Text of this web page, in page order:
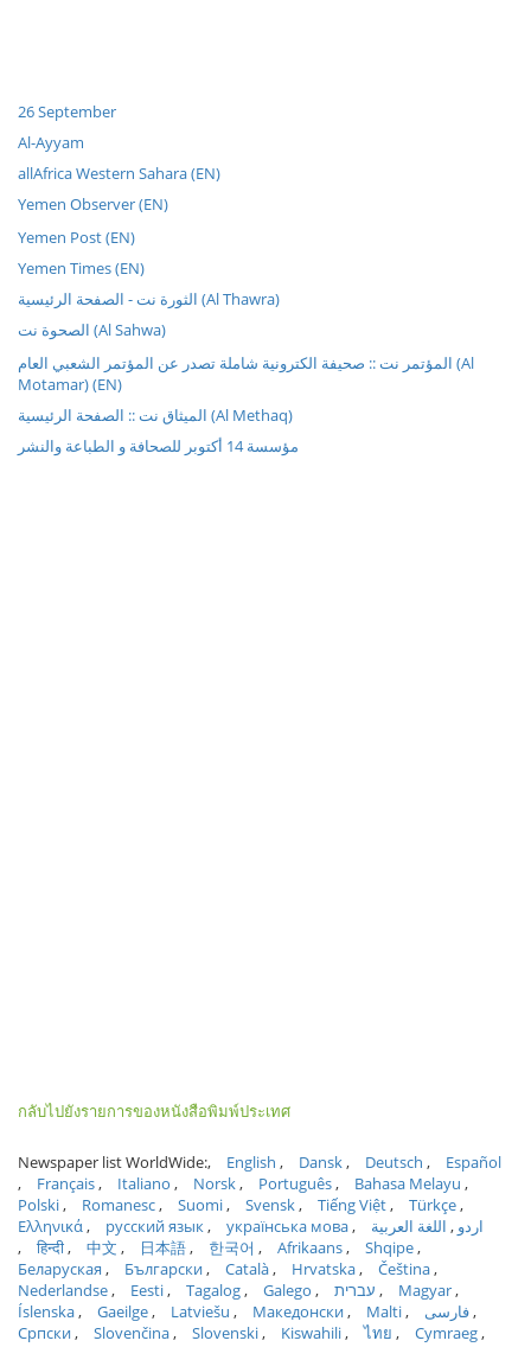
26 September
Al-Ayyam
allAfrica Western Sahara (EN)
Yemen Observer (EN)
Yemen Post (EN)
Yemen Times (EN)
الثورة نت - الصفحة الرئيسية (Al Thawra)
الصحوة نت (Al Sahwa)
المؤتمر نت :: صحيفة الكترونية شاملة تصدر عن المؤتمر الشعبي العام (Al
Motamar) (EN)
الميثاق نت :: الصفحة الرئيسية (Al Methaq)
مؤسسة 14 أكتوبر للصحافة و الطباعة والنشر
กลับไปยังรายการของหนังสือพิมพ์ประเทศ
Newspaper list WorldWide: English Dansk Deutsch
Español
Français
Italiano Norsk Português
Bahasa Melayu
Polski
Romanesc Suomi Svensk Tiếng Việt
Türkçe
Ελληνικά
русский язык українська мова اردو
اللغة العربية
हिन्दी
中文 日本語 한국어 Afrikaans
Shqipe
Беларуская
Български Català Hrvatska
Čeština
Nederlandse
Eesti Tagalog Galego עברית
Magyar
Íslenska
Gaeilge Latviešu Македонски Malti
فارسی
Српски
Slovenčina Slovenski Kiswahili ไทย
Cymraeg